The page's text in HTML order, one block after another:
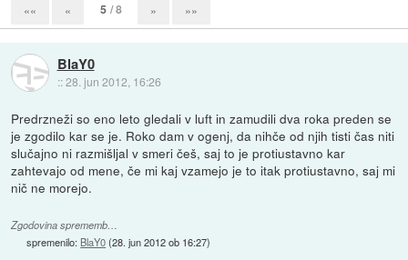
«« « 5 / 8 » »»
BlaY0
::28. jun 2012, 16:26
Predrzneži so eno leto gledali v luft in zamudili dva roka preden se
je zgodilo kar se je. Roko dam v ogenj, da nihče od njih tisti čas niti
slučajno ni razmišljal v smeri češ, saj to je protiustavno kar
zahtevajo od mene, če mi kaj vzamejo je to itak protiustavno, saj mi
nič ne morejo.
Zgodovina sprememb…
spremenilo: BlaY0(28. jun 2012 ob 16:27)